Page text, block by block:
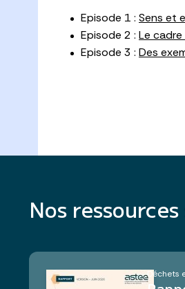
Episode 1 : Sens et
Episode 2 : Le
Episode 3 : Des
Nos
Déchets